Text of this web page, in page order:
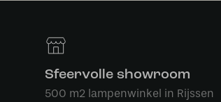
Sfeervolle showroom
500 m2 lampenwinkel in Rijssen